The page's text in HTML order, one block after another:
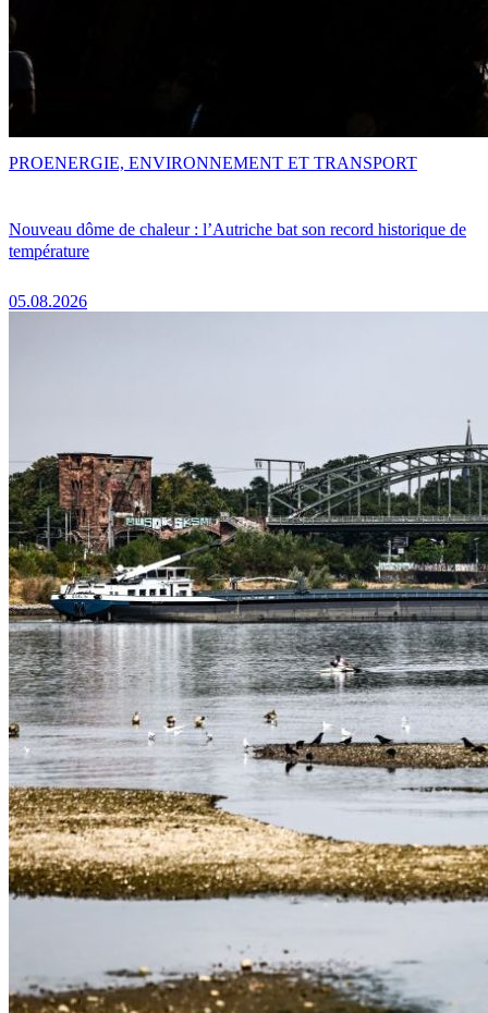
Nouveau dôme de chaleur : l’Autriche bat son record historique de
température
05.08.2026
PROENERGIE, ENVIRONNEMENT ET TRANSPORT